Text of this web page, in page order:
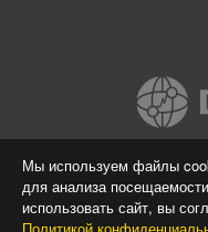
Мы используем файлы
для анализа
использовать сайт, вы
©